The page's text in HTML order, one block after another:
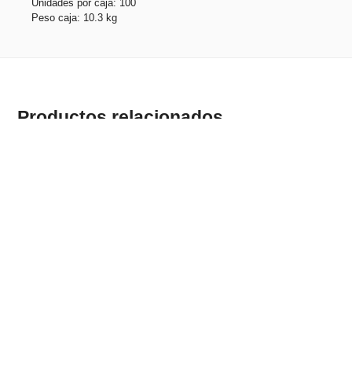
Unidades por caja: 100
Peso caja: 10.3 kg
Productos relacionados